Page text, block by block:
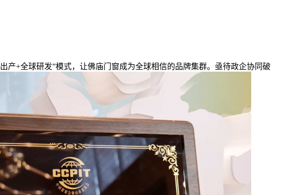
+全球研发”模式，让佛庙门窗成为全球相信的品牌集群。亟待政企协同破